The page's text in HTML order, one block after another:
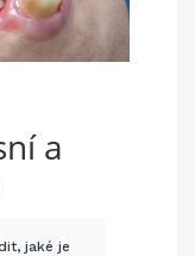
a
jaké je